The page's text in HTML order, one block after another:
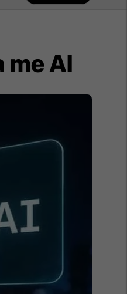
me AI